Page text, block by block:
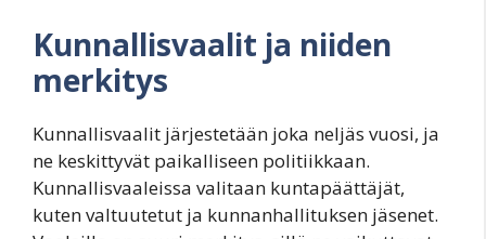
Kunnallisvaalit ja niiden
merkitys
Kunnallisvaalit järjestetään joka neljäs vuosi, ja
ne keskittyvät paikalliseen politiikkaan.
Kunnallisvaaleissa valitaan kuntapäättäjät,
kuten valtuutetut ja kunnanhallituksen jäsenet.